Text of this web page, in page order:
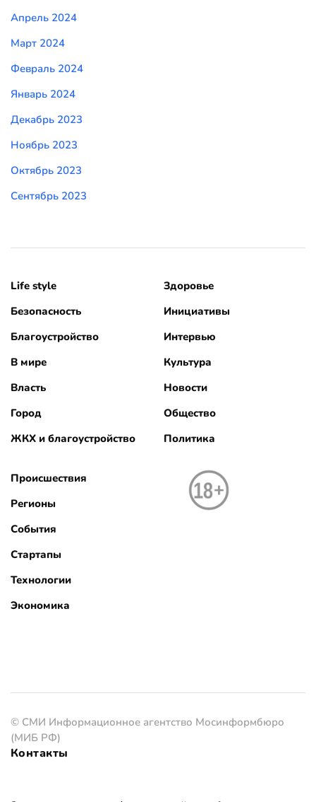
Апрель 2024
Март 2024
Февраль 2024
Январь 2024
Декабрь 2023
Ноябрь 2023
Октябрь 2023
Сентябрь 2023
Life style
Безопасность
Благоустройство
В мире
Власть
Город
ЖКХ и благоустройство
Здоровье
Инициативы
Интервью
Культура
Новости
Общество
Политика
Происшествия
Регионы
События
Стартапы
Технологии
Экономика
© СМИ Информационное агентство Мосинформбюро
(МИБ РФ)
Контакты